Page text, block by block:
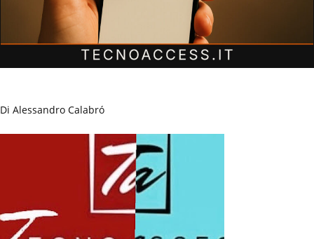
Di Alessandro Calabró